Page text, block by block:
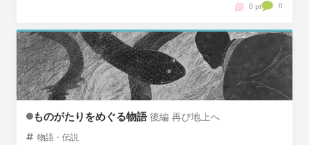
0 pt 0
ものがたりをめぐる物語 後編 再び地上へ
物語・伝説